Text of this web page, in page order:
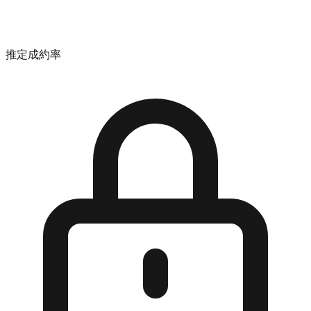
推定成約率